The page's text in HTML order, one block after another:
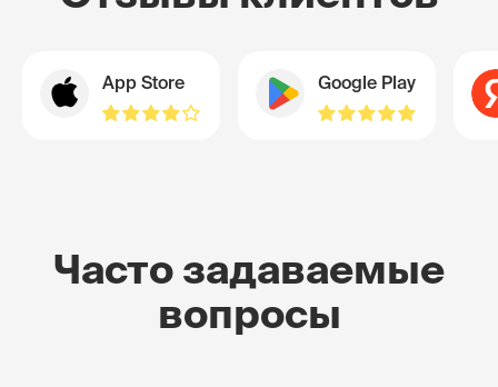
App Store Google Play
Часто задаваемые
вопросы